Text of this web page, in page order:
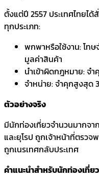
ตั้งแต่ปี 2557 ประเทศไทยได้
ทุกประเภท:
พกพาหรือใช้งาน: โท
มูลค่าสินค้า
นำเข้าผิดกฎหมาย: จ
จำหน่าย: จำคุกสูงสุด
ตัวอย่างจริง
มีนักท่องเที่ยวจำนวนมากจา
และยุโรป ถูกเจ้าหน้าที่ตรว
ถูกเนรเทศกลับประเทศ
คำแนะนำสำหรับนักท่องเที่ยว